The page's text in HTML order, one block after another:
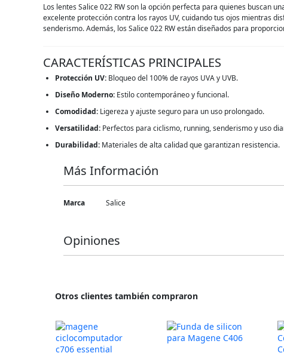
Los lentes Salice 022 RW son la opción perfecta para quienes buscan
excelente protección contra los rayos UV, cuidando tus ojos mientras
senderismo. Además, los Salice 022 RW están diseñados para
CARACTERÍSTICAS PRINCIPALES
Protección UV: Bloqueo del 100% de rayos UVA y UVB.
Diseño Moderno: Estilo contemporáneo y funcional.
Comodidad: Ligereza y ajuste seguro para un uso prolongado.
Versatilidad: Perfectos para ciclismo, running, senderismo y uso
Durabilidad: Materiales de alta calidad que garantizan resistencia.
Más Información
Más
Marca Salice
Opiniones
Otros clientes también compraron